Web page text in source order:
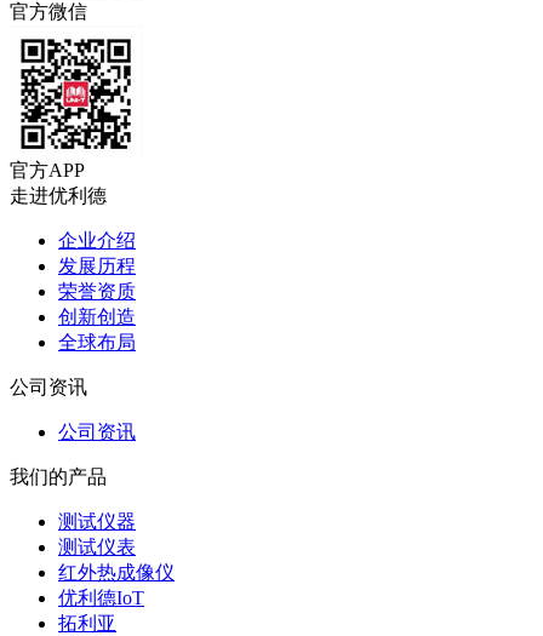
官方微信
官方APP
走进优利德
企业介绍
发展历程
荣誉资质
创新创造
全球布局
公司资讯
公司资讯
我们的产品
测试仪器
测试仪表
红外热成像仪
优利德IoT
拓利亚